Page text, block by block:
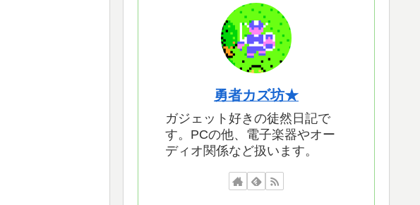
勇者カズ坊★
ガジェット好きの徒然日記で
す。PCの他、電子楽器やオー
ディオ関係など扱います。